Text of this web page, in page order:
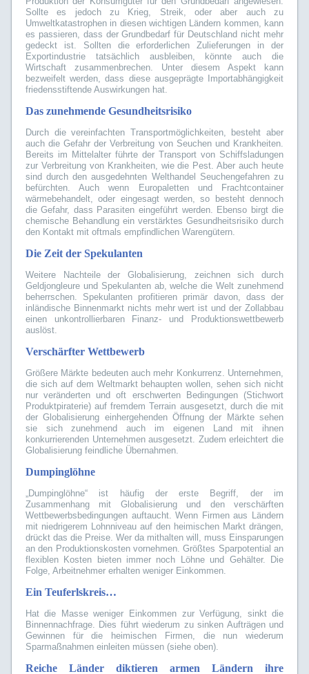
Sollte es jedoch zu Krieg, Streik, oder aber auch zu
Umweltkatastrophen in diesen wichtigen Ländern kommen, kann
es passieren, dass der Grundbedarf für Deutschland nicht mehr
gedeckt ist. Sollten die erforderlichen Zulieferungen in der
Exportindustrie tatsächlich ausbleiben, könnte auch die
Wirtschaft zusammenbrechen. Unter diesem Aspekt kann
bezweifelt werden, dass diese ausgeprägte Importabhängigkeit
friedensstiftende Auswirkungen hat.
Das zunehmende Gesundheitsrisiko
Durch die vereinfachten Transportmöglichkeiten, besteht aber
auch die Gefahr der Verbreitung von Seuchen und Krankheiten.
Bereits im Mittelalter führte der Transport von Schiffsladungen
zur Verbreitung von Krankheiten, wie die Pest. Aber auch heute
sind durch den ausgedehnten Welthandel Seuchengefahren zu
befürchten. Auch wenn Europaletten und Frachtcontainer
wärmebehandelt, oder eingesagt werden, so besteht dennoch
die Gefahr, dass Parasiten eingeführt werden. Ebenso birgt die
chemische Behandlung ein verstärktes Gesundheitsrisiko durch
den Kontakt mit oftmals empfindlichen Warengütern.
Die Zeit der Spekulanten
Weitere Nachteile der Globalisierung, zeichnen sich durch
Geldjongleure und Spekulanten ab, welche die Welt zunehmend
beherrschen. Spekulanten profitieren primär davon, dass der
inländische Binnenmarkt nichts mehr wert ist und der Zollabbau
einen unkontrollierbaren Finanz- und Produktionswettbewerb
auslöst.
Verschärfter Wettbewerb
Größere Märkte bedeuten auch mehr Konkurrenz. Unternehmen,
die sich auf dem Weltmarkt behaupten wollen, sehen sich nicht
nur veränderten und oft erschwerten Bedingungen (Stichwort
Produktpiraterie) auf fremdem Terrain ausgesetzt, durch die mit
der Globalisierung einhergehenden Öffnung der Märkte sehen
sie sich zunehmend auch im eigenen Land mit ihnen
konkurrierenden Unternehmen ausgesetzt. Zudem erleichtert die
Globalisierung feindliche Übernahmen.
Dumpinglöhne
„Dumpinglöhne“ ist häufig der erste Begriff, der im
Zusammenhang mit Globalisierung und den verschärften
Wettbewerbsbedingungen auftaucht. Wenn Firmen aus Ländern
mit niedrigerem Lohnniveau auf den heimischen Markt drängen,
drückt das die Preise. Wer da mithalten will, muss Einsparungen
an den Produktionskosten vornehmen. Größtes Sparpotential an
flexiblen Kosten bieten immer noch Löhne und Gehälter. Die
Folge, Arbeitnehmer erhalten weniger Einkommen.
Ein Teuferlskreis…
Hat die Masse weniger Einkommen zur Verfügung, sinkt die
Binnennachfrage. Dies führt wiederum zu sinken Aufträgen und
Gewinnen für die heimischen Firmen, die nun wiederum
Sparmaßnahmen einleiten müssen (siehe oben).
Reiche Länder diktieren armen Ländern ihre